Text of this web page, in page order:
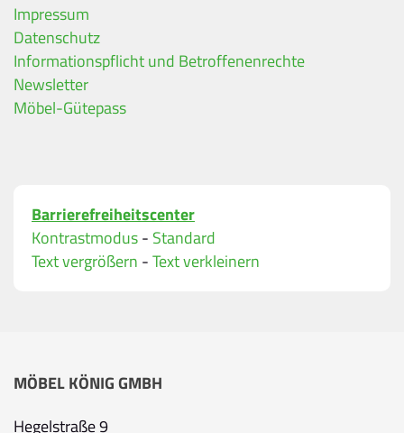
Impressum
Datenschutz
Informationspflicht und Betroffenenrechte
Newsletter
Möbel-Gütepass
Barrierefreiheitscenter
Kontrastmodus- Standard
Text vergrößern -Text verkleinern
MÖBEL KÖNIG GMBH
Hegelstraße 9
Ihre Kontaktdaten
Alle mit Stern gekennzeichneten Felder sind
Name
Bitte geben Sie eine gültige E-Mail-Adresse ein.
Telefon*